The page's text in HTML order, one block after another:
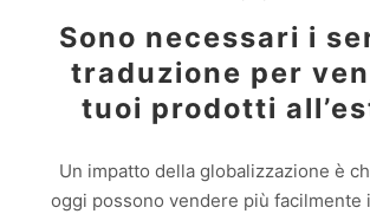
Sono necessari i
traduzione per
tuoi prodotti
Un impatto della globalizzazione è
oggi possono vendere più facilmente